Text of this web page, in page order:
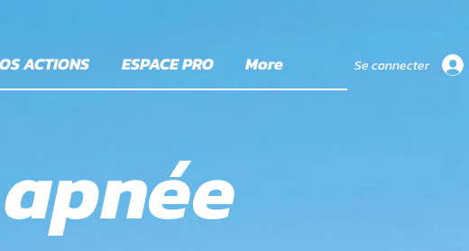
ACTIONS ESPACE PRO More Se connecter